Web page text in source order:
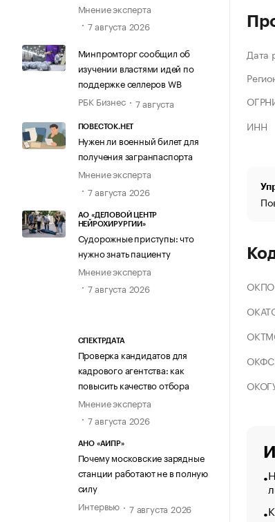
Мнение эксперта
7 августа 2026
Минпромторг сообщил об
изучении властями идей по
поддержке селлеров WB
РБК Бизнес
7 августа
ПОВЕСТОК.НЕТ
Нужен ли военный билет для
получения загранпаспорта
Мнение эксперта
7 августа 2026
АО «ДЕЛОВОЙ ЦЕНТР
НЕЙРОХИРУРГИИ»
Судорожные приступы: что
нужно знать пациенту
Мнение эксперта
7 августа 2026
СПЕКТРДАТА
Проверка кандидатов для
кадрового агентства: как
повысить качество отбора
Мнение эксперта
7 августа 2026
АНО «АИПР»
Почему московские зарядные
станции работают не в полную
силу
Интервью
7 августа 2026
Дата
ИНН
ОКПО
ОКФС